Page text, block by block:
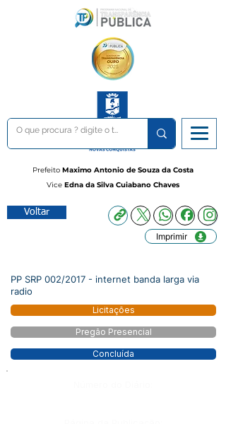
Prefeito Maximo Antonio de Souza da Costa
Vice Edna da Silva Cuiabano Chaves
Voltar
Imprimir
PP SRP 002/2017 - internet banda larga via
radio
Licitações
Pregão Presencial
Concluída